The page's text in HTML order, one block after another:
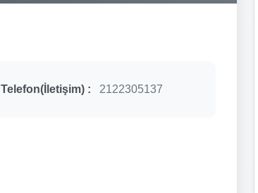
Telefon(İletişim) : 2122305137